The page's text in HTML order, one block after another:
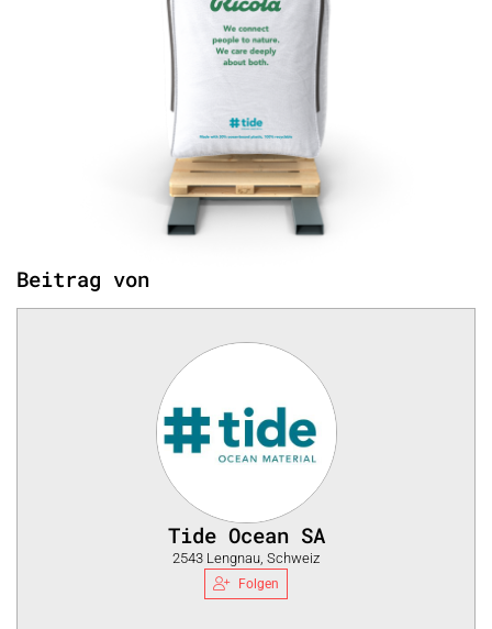
Beitrag von
Tide Ocean SA
2543 Lengnau, Schweiz
Folgen